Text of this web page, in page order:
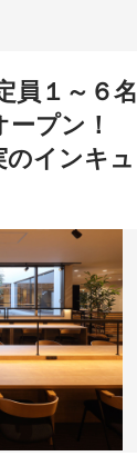
員１～６名
プン！
インキュ